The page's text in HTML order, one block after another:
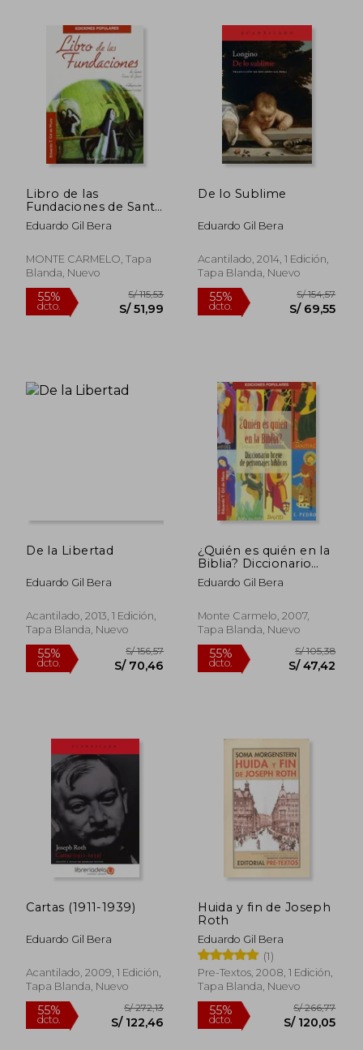
55%
dcto.
S/ 182,23
S/ 82,00 dcto.
Libro de las
Fundaciones de Santa
Teresa de Jesús
(Ediciones Populares)
Eduardo Gil Bera
MONTE CARMELO, Tapa
Blanda, Nuevo
De lo Sublime
Eduardo Gil Bera
Acantilado, 2014, 1 Edición,
Tapa Blanda, Nuevo
55%
dcto.
De la Libertad
Eduardo Gil Bera
Acantilado, 2013, 1 Edición,
Tapa Blanda, Nuevo
55%
¿Quién es quién en la
Biblia? Diccionario
breve de personajes
bíblicos
Eduardo Gil Bera
Monte Carmelo, 2007,
Tapa Blanda, Nuevo
55%
Cartas (1911-1939)
Eduardo Gil Bera
Acantilado, 2009, 1 Edición,
Tapa Blanda, Nuevo
Huida y fin de Joseph
Roth
Eduardo Gil Bera
(1)
Pre-Textos, 2008, 1 Edición,
Tapa Blanda, Nuevo